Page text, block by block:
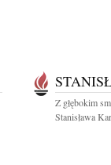
Z głębokim
Stanisława